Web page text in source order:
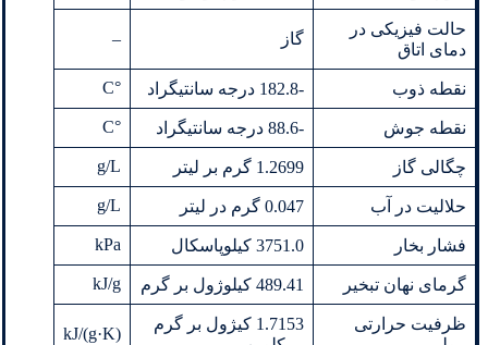
حالت فیزیکی در
دمای اتاق
گاز –
نقطه ذوب -182.8 درجه سانتیگراد °C
نقطه جوش -88.6 درجه سانتیگراد °C
چگالی گاز 1.2699 گرم بر لیتر g/L
حلالیت در آب 0.047 گرم در لیتر g/L
فشار بخار 3751.0 کیلوپاسکال kPa
گرمای نهان تبخیر 489.41 کیلوژول بر گرم kJ/g
ظرفیت حرارتی
1.7153 کیژول بر گرم
kJ/(g·K)